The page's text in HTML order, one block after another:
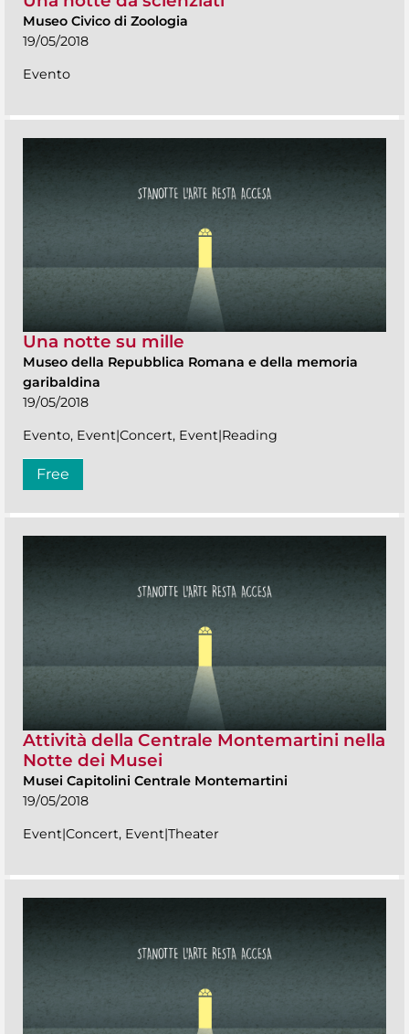
Museo Civico di Zoologia
19/05/2018
Evento
Una notte su mille
Museo della Repubblica Romana e della memoria
garibaldina
19/05/2018
Evento, Event|Concert, Event|Reading
Free
Attività della Centrale Montemartini nella
Notte dei Musei
Musei Capitolini Centrale Montemartini
19/05/2018
Event|Concert, Event|Theater